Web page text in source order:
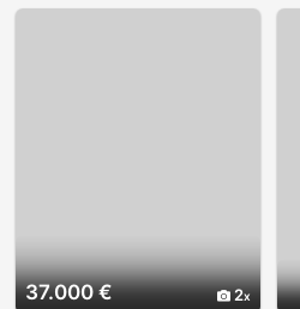
37.000 € 2